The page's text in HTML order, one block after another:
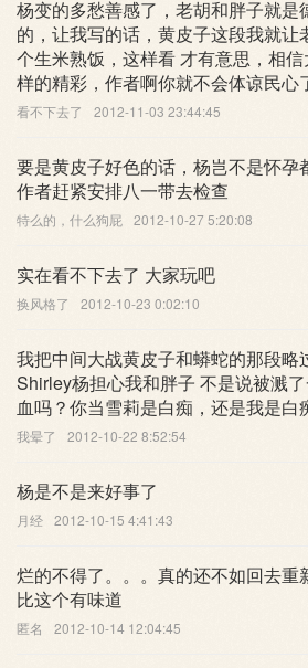
杨变的多愁善感了，老胡和胖子就是
的，让我写的话，黄皮子这段我就让
个生米熟饭，这样看 才有意思，相
样的精彩，作者啊你就不会体谅民心
看不下去了 2012-11-03 23:44:45
要是黄皮子好色的话，杨岂不是怀孕
作者赶紧安排八一带去检查
特么的，什么狗屁 2012-10-27 5:20:08
实在看不下去了 大家玩吧
换风格了 2012-10-23 0:02:10
我把中间大战黄皮子和蟒蛇的那段略
Shirley杨担心我和胖子 不是说被溅
血吗？你当雪莉是白痴，还是我是白
我晕了 2012-10-22 8:52:54
杨是不是来好事了
月经 2012-10-15 4:41:43
烂的不得了。。。真的还不如回去重
比这个有味道
匿名 2012-10-14 12:04:45